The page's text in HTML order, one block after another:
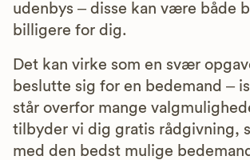
udenbys – disse kan være både
billigere for dig.
Det kan virke som en svær
beslutte sig for en bedemand –
står overfor mange
tilbyder vi dig gratis rådgivning,
med den bedst mulige